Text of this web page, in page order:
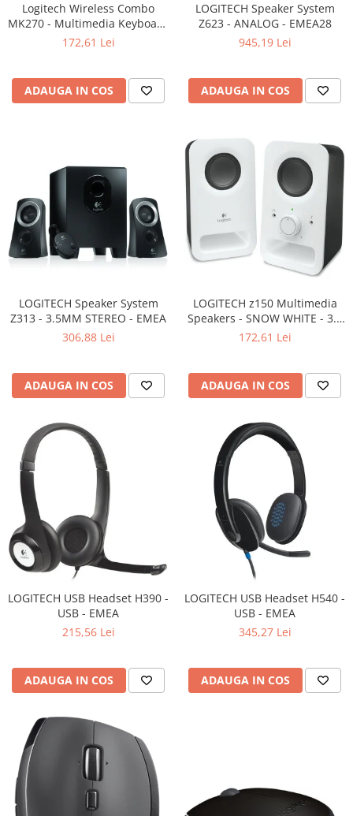
SSD
Hard Disc-uri
Carcase
Servere & Componente
Componente Server
Servere
Software
Printing
Multifunctionale
Imprimante 3D
Televizoare & accesorii
Multiboard & Accessorii
Multimedia
Foto & Video
Cloud si Aplicatii SaaS
Sisteme Videoconferinta
Securitate Date
Logitech Wireless Combo
MK270 - Multimedia Keyboard
+ Mouse, Black
172,61 Lei
ADAUGA IN COS
LOGITECH Speaker System
Z623 - ANALOG - EMEA28
945,19 Lei
ADAUGA IN COS
LOGITECH Speaker System
Z313 - 3.5MM STEREO - EMEA
306,88 Lei
ADAUGA IN COS
LOGITECH z150 Multimedia
Speakers - SNOW WHITE - 3.5
MM - EU
172,61 Lei
ADAUGA IN COS
LOGITECH USB Headset H390 -
USB - EMEA
215,56 Lei
ADAUGA IN COS
LOGITECH USB Headset H540 -
USB - EMEA
345,27 Lei
ADAUGA IN COS